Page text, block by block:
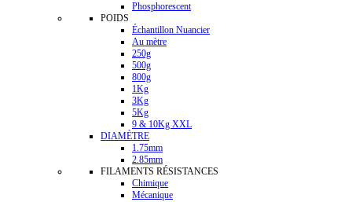
Phosphorescent
POIDS
Échantillon Nuancier
Au mètre
250g
500g
800g
1Kg
3Kg
5Kg
9 & 10Kg XXL
DIAMÈTRE
1.75mm
2.85mm
FILAMENTS RÉSISTANCES
Chimique
Mécanique